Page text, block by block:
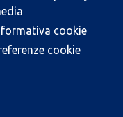
cookie
cookie